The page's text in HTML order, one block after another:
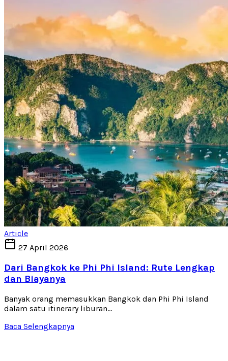
Article
27 April 2026
Dari Bangkok ke Phi Phi Island: Rute Lengkap
dan Biayanya
Banyak orang memasukkan Bangkok dan Phi Phi Island
dalam satu itinerary liburan...
Baca Selengkapnya